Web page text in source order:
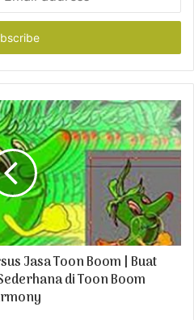
Jasa Toon Boom | Buat
di Toon Boom